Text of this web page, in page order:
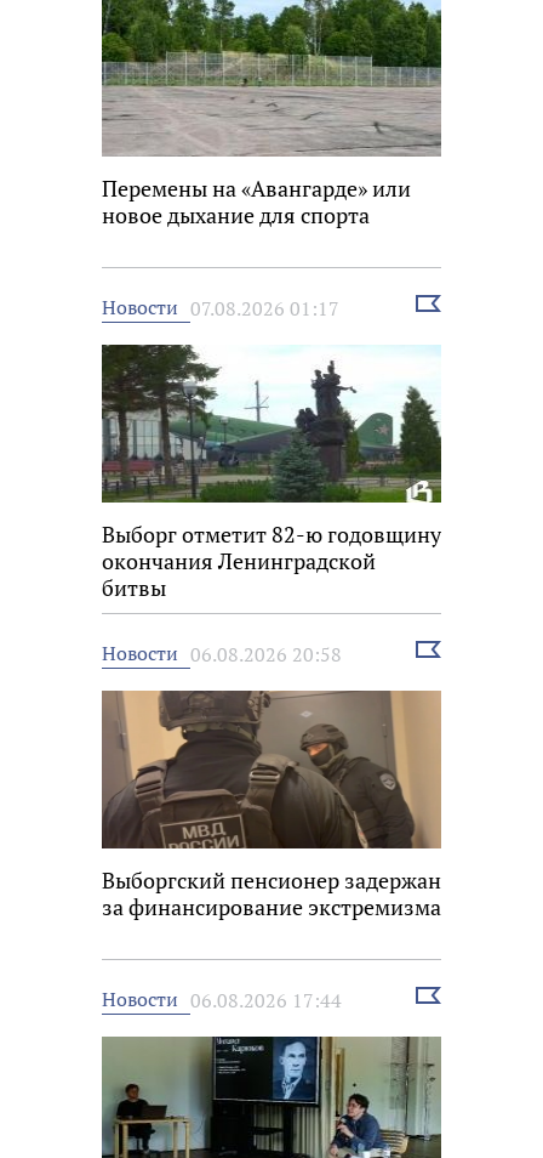
Перемены на «Авангарде» или
новое дыхание для спорта
Новости 07.08.2026 01:17
Выбрать
Выборг отметит 82-ю годовщину
окончания Ленинградской
битвы
Новости 06.08.2026 20:58
Выбрать
Выборгский пенсионер задержан
за финансирование экстремизма
Новости 06.08.2026 17:44
Выбрать